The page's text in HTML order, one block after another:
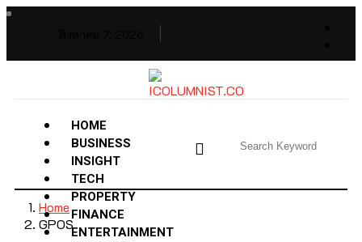
HOME
BUSINESS
INSIGHT
TECH
PROPERTY
FINANCE
ENTERTAINMENT
Home
GPOS